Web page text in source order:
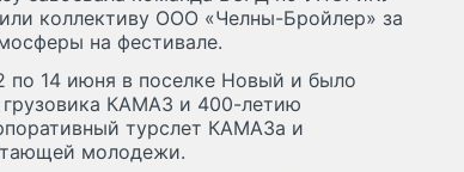
коллективу ООО «Челны-Бройлер» за
на фестивале.
по 14 июня в поселке Новый и было
КАМАЗ и 400-летию
турслет КАМАЗа и
молодежи.